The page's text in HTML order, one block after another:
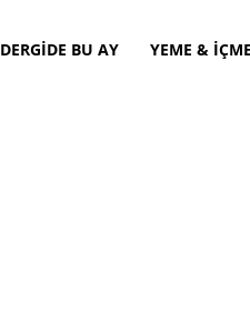
DERGİDE BU AY YEME & İÇME